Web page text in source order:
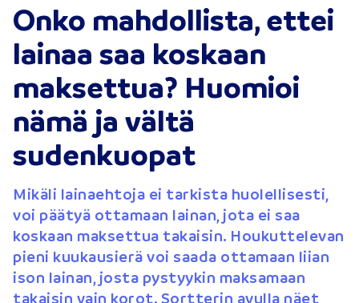
Onko mahdollista, ettei
lainaa saa koskaan
maksettua? Huomioi
nämä ja vältä
sudenkuopat
Mikäli lainaehtoja ei tarkista huolellisesti,
voi päätyä ottamaan lainan, jota ei saa
koskaan maksettua takaisin. Houkuttelevan
pieni kuukausierä voi saada ottamaan liian
ison lainan, josta pystyykin maksamaan
takaisin vain korot. Sortterin avulla näet